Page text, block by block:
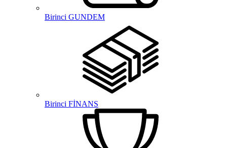
Birinci GUNDEM
Birinci FİNANS